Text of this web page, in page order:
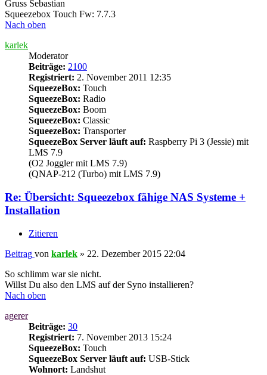
Gruss Sebastian
Squeezebox Touch Fw: 7.7.3
Nach oben
karlek
Moderator
Beiträge: 2100
Registriert: 2. November 2011 12:35
SqueezeBox: Touch
SqueezeBox: Radio
SqueezeBox: Boom
SqueezeBox: Classic
SqueezeBox: Transporter
SqueezeBox Server läuft auf: Raspberry Pi 3 (Jessie) mit
LMS 7.9
(O2 Joggler mit LMS 7.9)
(QNAP-212 (Turbo) mit LMS 7.9)
Re: Übersicht: Squeezebox fähige NAS Systeme +
Installation
Zitieren
Beitrag von karlek » 22. Dezember 2015 22:04
So schlimm war sie nicht.
Willst Du also den LMS auf der Syno installieren?
Nach oben
agerer
Beiträge: 30
Registriert: 7. November 2013 15:24
SqueezeBox: Touch
SqueezeBox Server läuft auf: USB-Stick
Wohnort: Landshut